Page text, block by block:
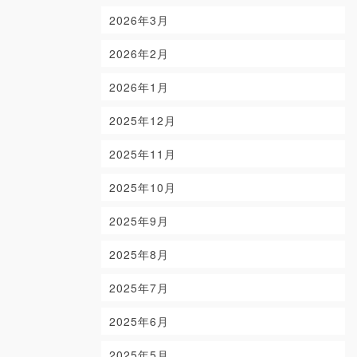
2026年3月
2026年2月
2026年1月
2025年12月
2025年11月
2025年10月
2025年9月
2025年8月
2025年7月
2025年6月